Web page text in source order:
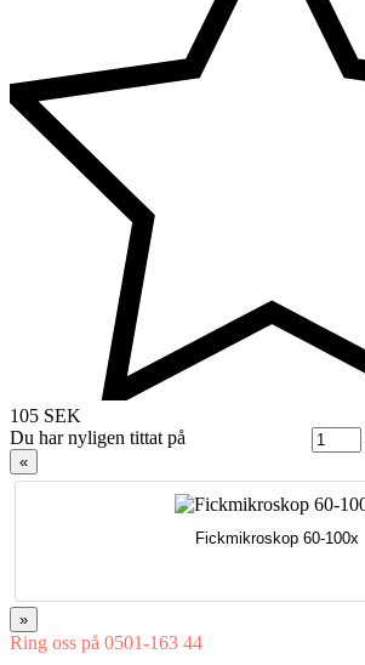
105 SEK
Du har nyligen tittat på
«
Fickmikroskop 60-100x
»
Ring oss på 0501-163 44